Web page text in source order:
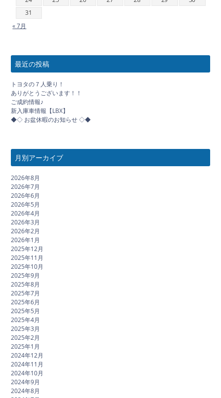
31
« 7月
最近の投稿
トヨタの７人乗り！
ありがとうございます！！
ご成約情報♪
新入庫車情報【LBX】
◆◇ お盆休暇のお知らせ ◇◆
月別アーカイブ
2026年8月
2026年7月
2026年6月
2026年5月
2026年4月
2026年3月
2026年2月
2026年1月
2025年12月
2025年11月
2025年10月
2025年9月
2025年8月
2025年7月
2025年6月
2025年5月
2025年4月
2025年3月
2025年2月
2025年1月
2024年12月
2024年11月
2024年10月
2024年9月
2024年8月